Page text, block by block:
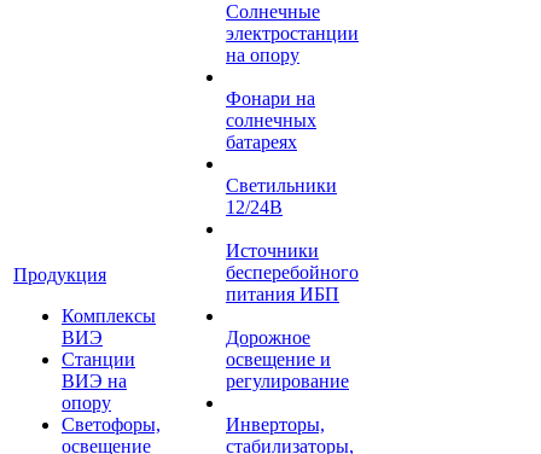
Продукция
Комплексы
ВИЭ
Станции
ВИЭ на
опору
Светофоры,
освещение
Солнечные
электростанции
на опору
Фонари на
солнечных
батареях
Светильники
12/24В
Источники
бесперебойного
питания ИБП
Дорожное
освещение и
регулирование
Инверторы,
стабилизаторы,